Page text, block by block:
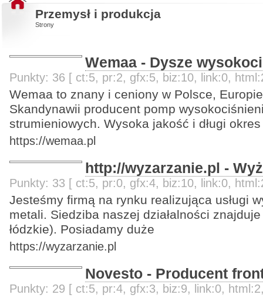
Przemysł i produkcja
Strony
Wemaa - Dysze
Punkty: 36 [ ct:5, pr:2, gfx:5, biz:10, link:0,
Wemaa to znany i ceniony w Polsce,
Skandynawii producent pomp
strumieniowych. Wysoka jakość i długi okres
https://wemaa.pl
http://wyzarzanie.pl -
Punkty: 33 [ ct:5, pr:0, gfx:4, biz:10, link:0,
Jesteśmy firmą na rynku realizująca usługi
metali. Siedziba naszej działalności
łódzkie). Posiadamy duże
https://wyzarzanie.pl
Novesto - Producent
Punkty: 29 [ ct:5, pr:4, gfx:3, biz:9, link:0,